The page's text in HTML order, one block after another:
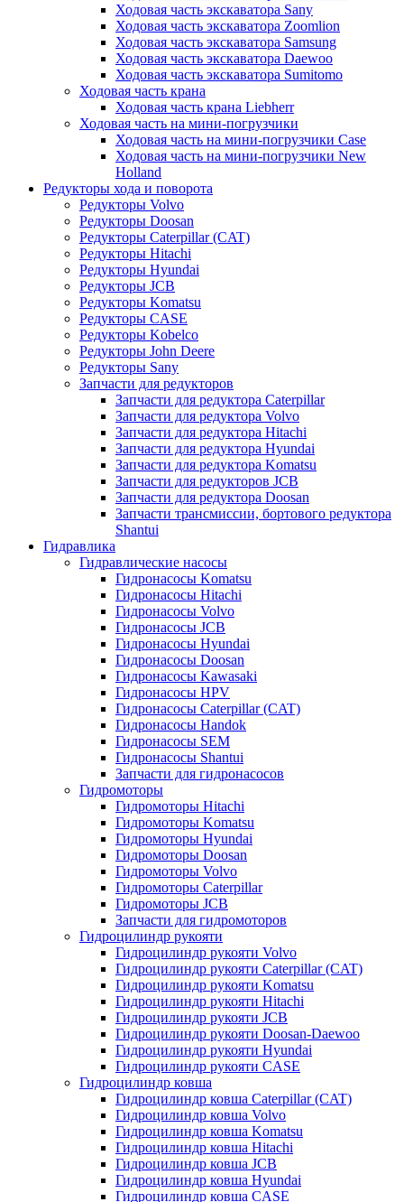
Ходовая часть экскаватора Sany
Ходовая часть экскаватора Zoomlion
Ходовая часть экскаватора Samsung
Ходовая часть экскаватора Daewoo
Ходовая часть экскаватора Sumitomo
Ходовая часть крана
Ходовая часть крана Liebherr
Ходовая часть на мини-погрузчики
Ходовая часть на мини-погрузчики Case
Ходовая часть на мини-погрузчики New
Holland
Редукторы хода и поворота
Редукторы Volvo
Редукторы Doosan
Редукторы Caterpillar (CAT)
Редукторы Hitachi
Редукторы Hyundai
Редукторы JCB
Редукторы Komatsu
Редукторы CASE
Редукторы Kobelco
Редукторы John Deere
Редукторы Sany
Запчасти для редукторов
Запчасти для редуктора Caterpillar
Запчасти для редуктора Volvo
Запчасти для редуктора Hitachi
Запчасти для редуктора Hyundai
Запчасти для редуктора Komatsu
Запчасти для редукторов JCB
Запчасти для редуктора Doosan
Запчасти трансмиссии, бортового редуктора
Shantui
Гидравлика
Гидравлические насосы
Гидронасосы Komatsu
Гидронасосы Hitachi
Гидронасосы Volvo
Гидронасосы JCB
Гидронасосы Hyundai
Гидронасосы Doosan
Гидронасосы Kawasaki
Гидронасосы HPV
Гидронасосы Caterpillar (CAT)
Гидронасосы Handok
Гидронасосы SEM
Гидронасосы Shantui
Запчасти для гидронасосов
Гидромоторы
Гидромоторы Hitachi
Гидромоторы Komatsu
Гидромоторы Hyundai
Гидромоторы Doosan
Гидромоторы Volvo
Гидромоторы Caterpillar
Гидромоторы JCB
Запчасти для гидромоторов
Гидроцилиндр рукояти
Гидроцилиндр рукояти Volvo
Гидроцилиндр рукояти Caterpillar (CAT)
Гидроцилиндр рукояти Komatsu
Гидроцилиндр рукояти Hitachi
Гидроцилиндр рукояти JCB
Гидроцилиндр рукояти Doosan-Daewoo
Гидроцилиндр рукояти Hyundai
Гидроцилиндр рукояти CASE
Гидроцилиндр ковша
Гидроцилиндр ковша Caterpillar (CAT)
Гидроцилиндр ковша Volvo
Гидроцилиндр ковша Komatsu
Гидроцилиндр ковша Hitachi
Гидроцилиндр ковша JCB
Гидроцилиндр ковша Hyundai
Гидроцилиндр ковша CASE